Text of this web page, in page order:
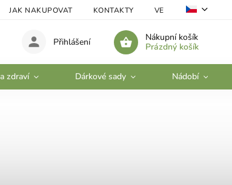
JAK NAKUPOVAT KONTAKTY VELKOOBCHOD
Nákupní košík
Prázdný košík
Přihlášení
zdraví Dárkové sady Nádobí